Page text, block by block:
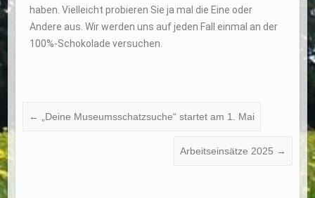
haben. Vielleicht probieren Sie ja mal die Eine oder
Andere aus. Wir werden uns auf jeden Fall einmal an der
100%-Schokolade versuchen.
← „Deine Museumsschatzsuche“ startet am 1. Mai
Arbeitseinsätze 2025 →